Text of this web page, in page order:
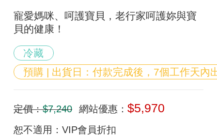
寵愛媽咪、呵護寶貝，老行家呵護妳與寶
貝的健康！
冷藏
預購 | 出貨日：付款完成後，7個工作天內
定價：$7,240 網站優惠： $5,970
恕不適用：VIP會員折扣